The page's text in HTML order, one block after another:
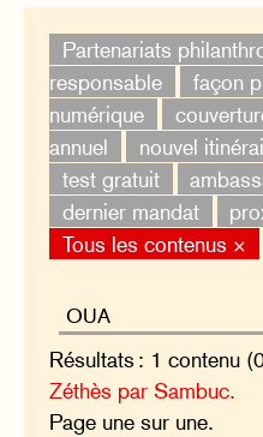
Partenariats
responsable
façon
numérique
annuel
nouvel
test gratuit
dernier mandat
Tous les contenus ×
Résultats : 1 contenu
Zéthès par Sambuc.
Page une sur une.